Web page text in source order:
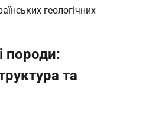
геологічних
породи:
та